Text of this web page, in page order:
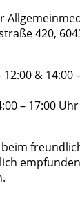
420,
& 14:00
– 17:00 Uhr